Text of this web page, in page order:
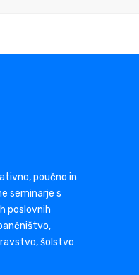
poučno in
seminarje s
poslovnih
šolstvo